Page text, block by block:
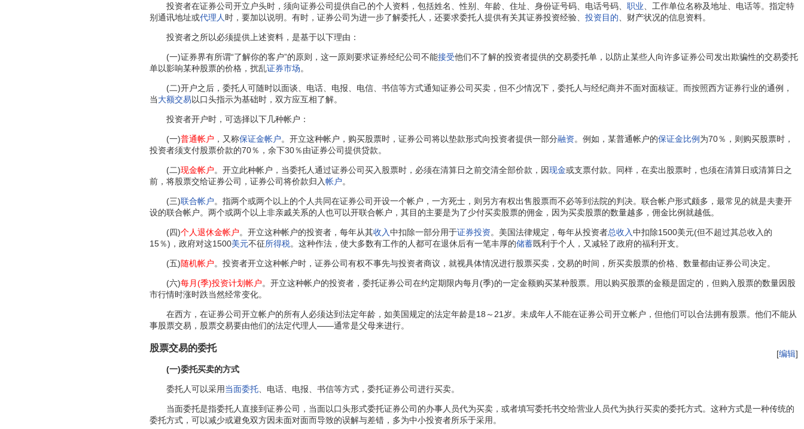
投资者在证券公司开立户头时，须向证券公司提供自己的个人资料，包括姓名、性别、年龄、住址、身份证号码、电话号码、 职业 、工作单位名称及地址、电话等。指定特
别通讯地址或代理人 时，要加以说明。有时，证券公司为进一步了解委托人，还要求委托人提供有关其证券投资经验、 投资目的 、财产状况的信息资料。
投资者之所以必须提供上述资料，是基于以下理由：
(一)证券界有所谓“了解你的客户”的原则，这一原则要求证券经纪公司不能接受他们不了解的投资者提供的交易委托单，以防止某些人向许多证券公司发出欺骗性的交易委托
单以影响某种股票的价格，扰乱证券市场。
(二)开户之后，委托人可随时以面谈、电话、电报、电信、书信等方式通知证券公司买卖，但不少情况下，委托人与经纪商并不面对面核证。而按照西方证券行业的通例，
当大额交易以口头指示为基础时，双方应互相了解。
投资者开户时，可选择以下几种帐户：
(一)普通帐户 ，又称保证金帐户。开立这种帐户，购买股票时，证券公司将以垫款形式向投资者提供一部分融资。例如，某普通帐户的保证金比例 为70％，则购买股票时，
投资者须支付股票价款的70％，余下30％由证券公司提供贷款。
(二)现金帐户。开立此种帐户，当委托人通过证券公司买入股票时，必须在清算日之前交清全部价款，因现金或支票付款。同样，在卖出股票时，也须在清算日或清算日之
前，将股票交给证券公司，证券公司将价款归入帐户。
(三)联合帐户。指两个或两个以上的个人共同在证券公司开设一个帐户，一方死士，则另方有权出售股票而不必等到法院的判决。联合帐户形式颇多，最常见的就是夫妻开
设的联合帐户。两个或两个以上非亲戚关系的人也可以开联合帐户，其目的主要是为了少付买卖股票的佣金，因为买卖股票的数量越多，佣金比例就越低。
(四)个人退休金帐户。开立这种帐户的投资者，每年从其收入中扣除一部分用于证券投资。美国法律规定，每年从投资者总收入中扣除1500美元(但不超过其总收入的
15％)，政府对这1500美元不征所得税。这种作法，使大多数有工作的人都可在退休后有一笔丰厚的储蓄既利于个人，又减轻了政府的福利开支。
(五)随机帐户。投资者开立这种帐户时，证券公司有权不事先与投资者商议，就视具体情况进行股票买卖，交易的时间，所买卖股票的价格、数量都由证券公司决定。
(六)每月(季)投资计划帐户。开立这种帐户的投资者，委托证券公司在约定期限内每月(季)的一定金额购买某种股票。用以购买股票的金额是固定的，但购入股票的数量因股
市行情时涨时跌当然经常变化。
在西方，在证券公司开立帐户的所有人必须达到法定年龄，如美国规定的法定年龄是18～21岁。未成年人不能在证券公司开立帐户，但他们可以合法拥有股票。他们不能从
事股票交易，股票交易要由他们的法定代理人——通常是父母来进行。
[编辑]
股票交易的委托
(一)委托买卖的方式
委托人可以采用当面委托、电话、电报、书信等方式，委托证券公司进行买卖。
当面委托是指委托人直接到证券公司，当面以口头形式委托证券公司的办事人员代为买卖，或者填写委托书交给营业人员代为执行买卖的委托方式。这种方式是一种传统的
委托方式，可以减少或避免双方因未面对面而导致的误解与差错，多为中小投资者所乐于采用。